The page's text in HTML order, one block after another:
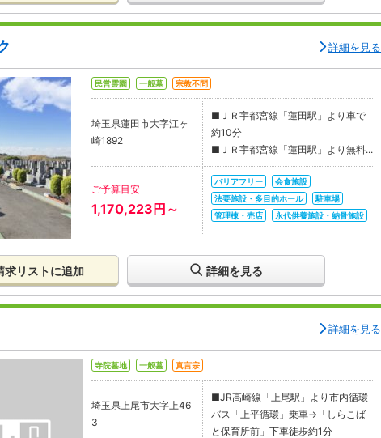
詳細を見る
民営霊園 一般墓 宗教不問
埼玉県蓮田市大字江ヶ
崎1892
■ＪＲ宇都宮線「蓮田駅」より車で
約10分
■ＪＲ宇都宮線「蓮田駅」より無料...
ご予算目安
1,170,223円～
バリアフリー
会食施設
法要施設・多目的ホール
駐車場
管理棟・売店
永代供養施設・納骨施設
求リストに追加 詳細を見る
詳細を見る
寺院墓地 一般墓 真言宗
埼玉県上尾市大字上46
3
■JR高崎線「上尾駅」より市内循環
バス「上平循環」乗車→「しらこば
と保育所前」下車徒歩約1分